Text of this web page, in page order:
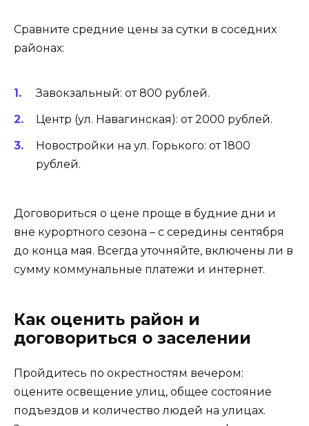
Сравните средние цены за сутки в соседних
районах:
Завокзальный: от 800 рублей.
Центр (ул. Навагинская): от 2000 рублей.
Новостройки на ул. Горького: от 1800
рублей.
Договориться о цене проще в будние дни и
вне курортного сезона – с середины сентября
до конца мая. Всегда уточняйте, включены ли в
сумму коммунальные платежи и интернет.
Как оценить район и
договориться о заселении
Пройдитесь по окрестностям вечером:
оцените освещение улиц, общее состояние
подъездов и количество людей на улицах.